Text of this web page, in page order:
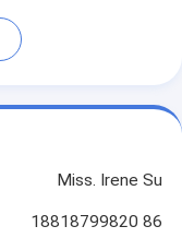
Miss. Irene Su
86 18818799820